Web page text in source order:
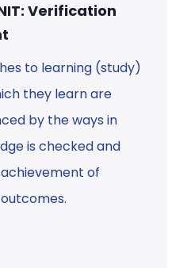
Verification
to learning (study)
they learn are
by the ways in
is checked and
of